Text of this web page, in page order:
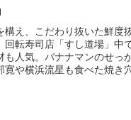
え、こだわり抜いた鮮度
回転寿司店「すし道場」中
も人気。バナナマンのせっ
寛や横浜流星も食べた焼き